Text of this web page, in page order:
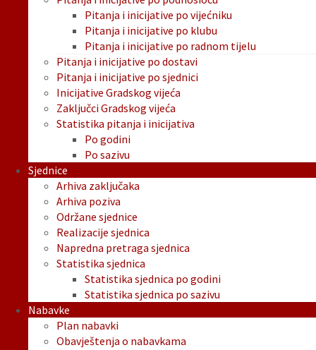
Pitanja i inicijative po vijećniku
Pitanja i inicijative po klubu
Pitanja i inicijative po radnom tijelu
Pitanja i inicijative po dostavi
Pitanja i inicijative po sjednici
Inicijative Gradskog vijeća
Zaključci Gradskog vijeća
Statistika pitanja i inicijativa
Po godini
Po sazivu
Sjednice
Arhiva zaključaka
Arhiva poziva
Održane sjednice
Realizacije sjednica
Napredna pretraga sjednica
Statistika sjednica
Statistika sjednica po godini
Statistika sjednica po sazivu
Nabavke
Plan nabavki
Obavještenja o nabavkama